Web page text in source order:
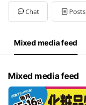
Chat Posts
Mixed media feed
Mixed media feed